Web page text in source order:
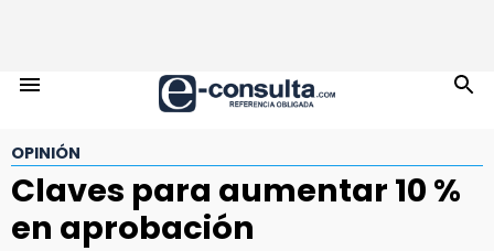
OPINIÓN
Claves para aumentar 10 %
en aprobación